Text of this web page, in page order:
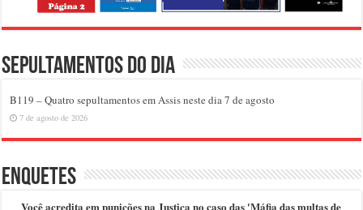
Sepultamentos do dia
B119 – Quatro sepultamentos em Assis neste dia 7 de agosto
7 de agosto de 2026
Enquetes
Você acredita em punições na Justiça no caso das 'Máfia das multas de